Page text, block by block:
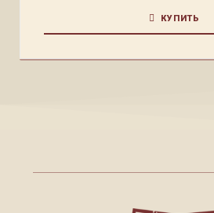
КУПИТЬ